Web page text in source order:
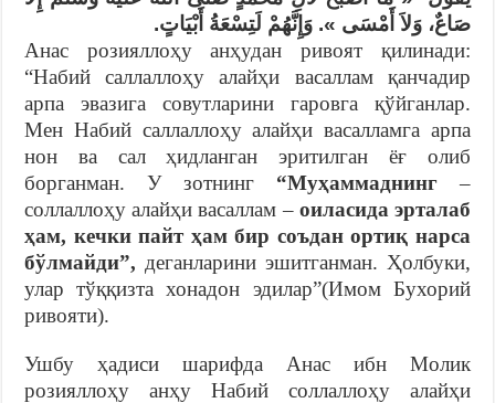
صَاعٌ، وَلاَ أَمْسَى ‏»‏‏.‏ وَإِنَّهُمْ لَتِسْعَةُ أَبْيَاتٍ‏.‏
Анас розияллоҳу анҳудан ривоят қилинади:
“Набий саллаллоҳу алайҳи васаллам қанчадир
арпа эвазига совутларини гаровга қўйганлар.
Мен Набий саллаллоҳу алайҳи васалламга арпа
нон ва сал ҳидланган эритилган ёғ олиб
борганман. У зотнинг “Муҳаммаднинг–
соллаллоҳу алайҳи васаллам –оиласида эрталаб
ҳам, кечки пайт ҳам бир соъдан ортиқ нарса
бўлмайди”, деганларини эшитганман. Ҳолбуки,
улар тўққизта хонадон эдилар”(Имом Бухорий
ривояти).
Ушбу ҳадиси шарифда Анас ибн Молик
розияллоҳу анҳу Набий соллаллоҳу алайҳи